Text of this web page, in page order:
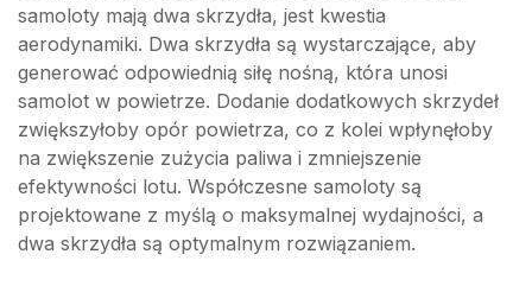
samoloty mają dwa skrzydła, jest kwestia
aerodynamiki. Dwa skrzydła są wystarczające, aby
generować odpowiednią siłę nośną, która unosi
samolot w powietrze. Dodanie dodatkowych skrzydeł
zwiększyłoby opór powietrza, co z kolei wpłynęłoby
na zwiększenie zużycia paliwa i zmniejszenie
efektywności lotu. Współczesne samoloty są
projektowane z myślą o maksymalnej wydajności, a
dwa skrzydła są optymalnym rozwiązaniem.